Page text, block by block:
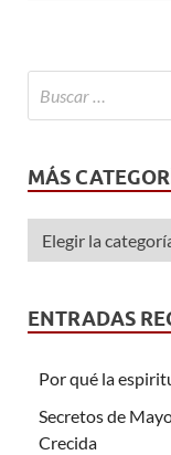
MÁS
ENTRADAS
Por qué la
Secretos de
Crecida